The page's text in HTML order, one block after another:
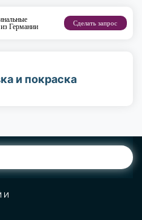
из Германии
Сделать запрос
и покраска
И